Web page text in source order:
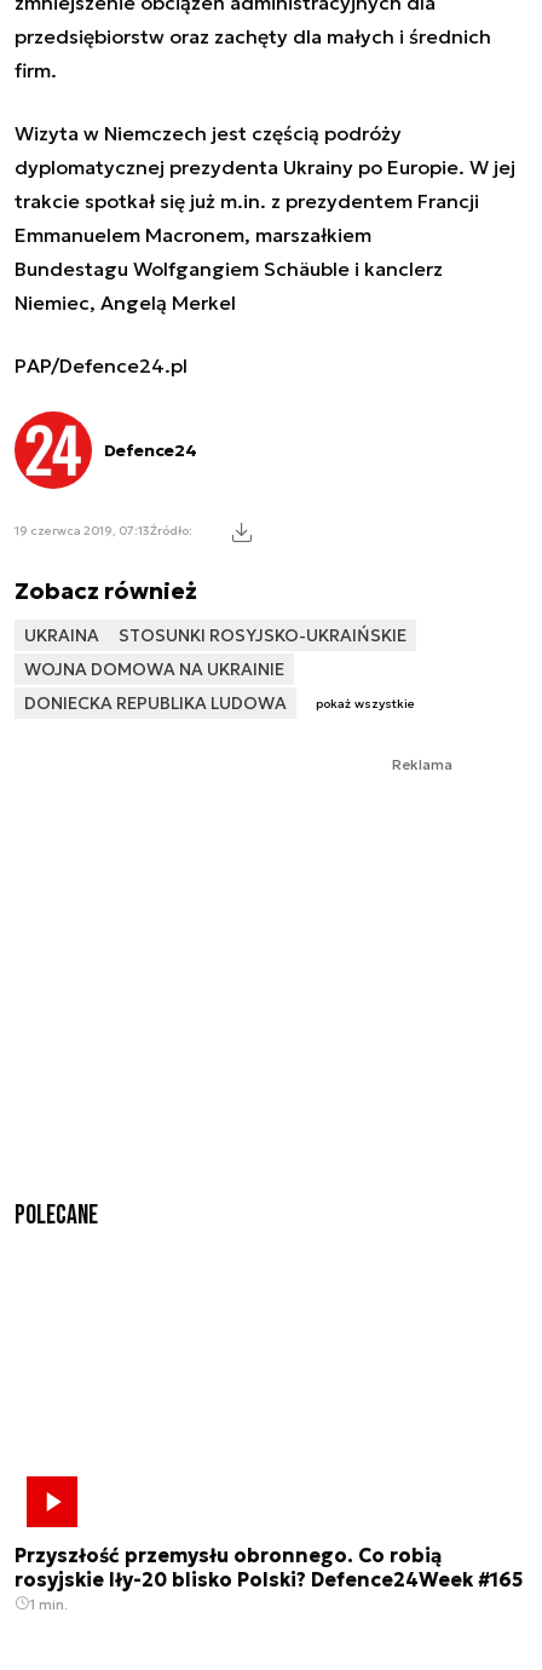
przedsiębiorstw oraz zachęty dla małych i średnich
firm.
Wizyta w Niemczech jest częścią podróży
dyplomatycznej prezydenta Ukrainy po Europie. W jej
trakcie spotkał się już m.in. z prezydentem Francji
Emmanuelem Macronem, marszałkiem
Bundestagu Wolfgangiem Schäuble i kanclerz
Niemiec, Angelą Merkel
PAP/Defence24.pl
Defence24
19 czerwca 2019, 07:13Źródło:
Zobacz również
UKRAINA
STOSUNKI ROSYJSKO-UKRAIŃSKIE
WOJNA DOMOWA NA UKRAINIE
DONIECKA REPUBLIKA LUDOWA
pokaż wszystkie
Reklama
Polecane
Przyszłość przemysłu obronnego. Co robią
rosyjskie Iły-20 blisko Polski? Defence24Week #165
1 min.